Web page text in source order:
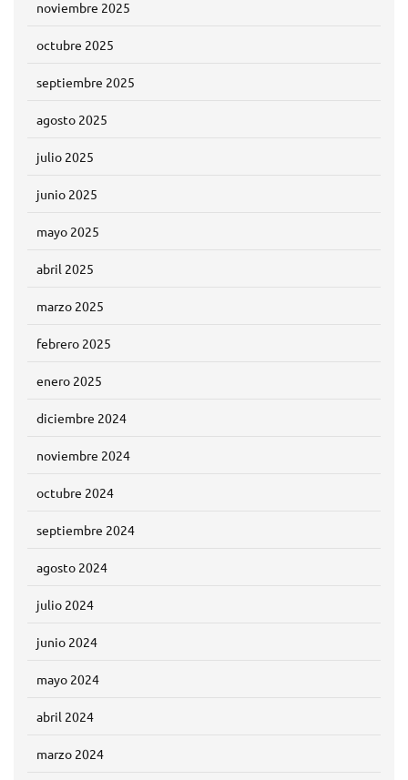
noviembre 2025
octubre 2025
septiembre 2025
agosto 2025
julio 2025
junio 2025
mayo 2025
abril 2025
marzo 2025
febrero 2025
enero 2025
diciembre 2024
noviembre 2024
octubre 2024
septiembre 2024
agosto 2024
julio 2024
junio 2024
mayo 2024
abril 2024
marzo 2024